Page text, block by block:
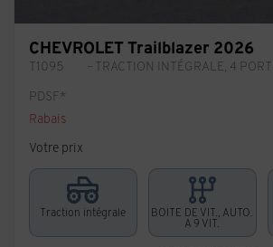
CHEVROLET Trailblazer 2026
T1095
– TRACTION INTÉGRALE, 4
PDSF*
Rabais
Votre prix
Traction intégrale
BOITE DE VIT., AUTO.
A 9 VIT.